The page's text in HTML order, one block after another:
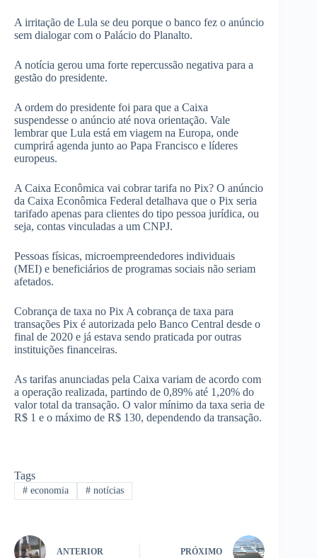
A irritação de Lula se deu porque o banco fez o anúncio
sem dialogar com o Palácio do Planalto.
A notícia gerou uma forte repercussão negativa para a
gestão do presidente.
A ordem do presidente foi para que a Caixa
suspendesse o anúncio até nova orientação. Vale
lembrar que Lula está em viagem na Europa, onde
cumprirá agenda junto ao Papa Francisco e líderes
europeus.
A Caixa Econômica vai cobrar tarifa no Pix? O anúncio
da Caixa Econômica Federal detalhava que o Pix seria
tarifado apenas para clientes do tipo pessoa jurídica, ou
seja, contas vinculadas a um CNPJ.
Pessoas físicas, microempreendedores individuais
(MEI) e beneficiários de programas sociais não seriam
afetados.
Cobrança de taxa no Pix A cobrança de taxa para
transações Pix é autorizada pelo Banco Central desde o
final de 2020 e já estava sendo praticada por outras
instituições financeiras.
As tarifas anunciadas pela Caixa variam de acordo com
a operação realizada, partindo de 0,89% até 1,20% do
valor total da transação. O valor mínimo da taxa seria de
R$ 1 e o máximo de R$ 130, dependendo da transação.
Tags
#economia #notícias
ANTERIOR PRÓXIMO